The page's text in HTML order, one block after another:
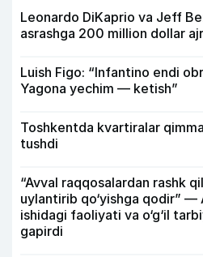
Leonardo DiKaprio va Jeff
asrashga 200 million dollar
Luish Figo: “Infantino endi
Yagona yechim — ketish”
Toshkentda kvartiralar
tushdi
“Avval raqqosalardan rashk
uylantirib qo‘yishga qodir”
ishidagi faoliyati va o‘g‘il
gapirdi